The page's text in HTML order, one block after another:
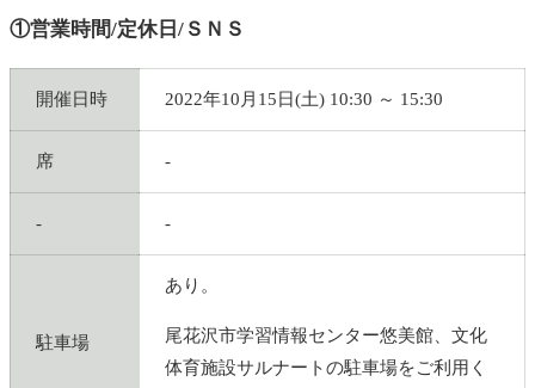
①営業時間/定休日/ＳＮＳ
開催日時 2022年10月15日(土) 10:30 ～ 15:30
席 -
- -
駐車場
あり。
尾花沢市学習情報センター悠美館、文化
体育施設サルナートの駐車場をご利用く